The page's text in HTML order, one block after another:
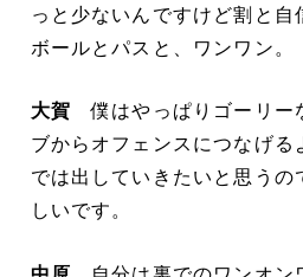
っと少ないんですけど割と自
ボールとパスと、ワンワン。
大賀 僕はやっぱりゴーリー
ブからオフェンスにつなげ
では出していきたいと思うの
しいです。